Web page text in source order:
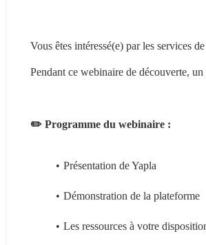
Vous êtes intéressé(e) par les services
Pendant ce webinaire de découverte,
✏️ Programme du webinaire :
Présentation de Yapla
Démonstration de la plateforme
Les ressources à votre